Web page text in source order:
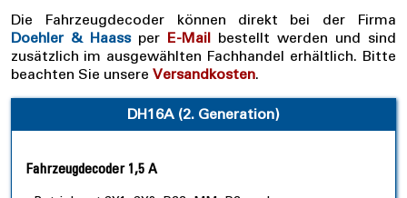
Die Fahrzeugdecoder können direkt bei der Firma
Doehler & Haassper E-Mail bestellt werden und sind
zusätzlich im ausgewählten Fachhandel erhältlich. Bitte
beachten Sie unsere Versandkosten.
DH16A (2. Generation)
Fahrzeugdecoder 1,5 A